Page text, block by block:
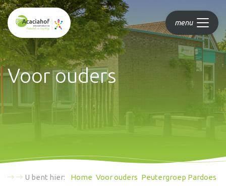
menu
Voor ouders
U bent hier: Home Voor ouders Peutergroep Pardoes